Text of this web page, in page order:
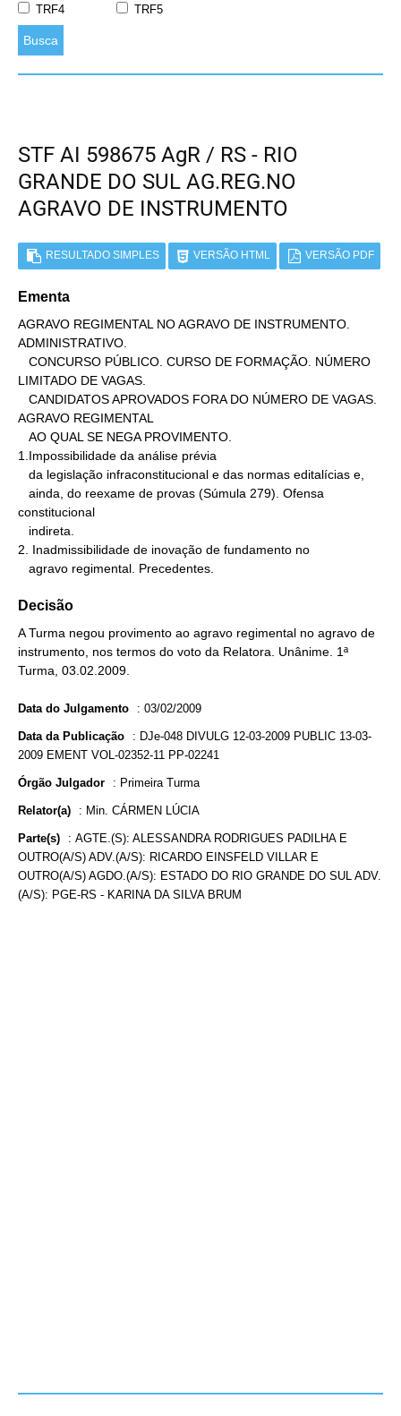
TRF4
TRF5
Busca
STF AI 598675 AgR / RS - RIO
GRANDE DO SUL AG.REG.NO
AGRAVO DE INSTRUMENTO
RESULTADO SIMPLES VERSÃO HTML VERSÃO PDF
Ementa
AGRAVO REGIMENTAL NO AGRAVO DE INSTRUMENTO.
ADMINISTRATIVO.
LIMITADO DE VAGAS.
AGRAVO REGIMENTAL
1.Impossibilidade da análise prévia
constitucional
2. Inadmissibilidade de inovação de fundamento no
   agravo regimental. Precedentes.
Decisão
A Turma negou provimento ao agravo regimental no agravo de
instrumento, nos termos do voto da Relatora. Unânime. 1ª
Turma, 03.02.2009.
Data do Julgamento : 03/02/2009
Data da Publicação : DJe-048 DIVULG 12-03-2009 PUBLIC 13-03-
2009 EMENT VOL-02352-11 PP-02241
Órgão Julgador : Primeira Turma
Relator(a) : Min. CÁRMEN LÚCIA
Parte(s) : AGTE.(S): ALESSANDRA RODRIGUES PADILHA E
OUTRO(A/S) ADV.(A/S): RICARDO EINSFELD VILLAR E
OUTRO(A/S) AGDO.(A/S): ESTADO DO RIO GRANDE DO SUL ADV.
(A/S): PGE-RS - KARINA DA SILVA BRUM